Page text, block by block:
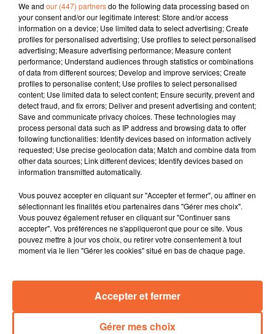
11 janvier 2024 - 13 min 42 sec
JOURNAL DU JEUDI 11 JANVIER (SOIR)
Fabien Gazeau
L'info près de chez vous
Présenté par Fabien Gazeau
- Un terrible incendie a fait une victime cette nuit à
Loretz d'Argenton.
- Le marché du logement est en berne dans la Région.
Le département des Deux-Sèvres fait exception
- Le bulletin hydrologique de décembre publié (photo)
- La flamme olympique va passer par les Deux-Sèvres
le 2 juin, et le passage sur Bressuire sera marquée par
une mise en valeur du taekwondo
- Le marché aux truffes d’Availle-Thouarsais c’est ce
samedi matin...
0:00 13 min 42 sec
We and our (447) partnersdo the following data processing based on
your consent and/or our legitimate interest: Store and/or access
information on a device; Use limited data to select advertising; Create
profiles for personalised advertising; Use profiles to select personalised
advertising; Measure advertising performance; Measure content
performance; Understand audiences through statistics or combinations
of data from different sources; Develop and improve services; Create
profiles to personalise content; Use profiles to select personalised
content; Use limited data to select content; Ensure security, prevent and
detect fraud, and fix errors; Deliver and present advertising and content;
Save and communicate privacy choices. These technologies may
process personal data such as IP address and browsing data to offer
following functionalities: Identify devices based on information actively
requested; Use precise geolocation data; Match and combine data from
other data sources; Link different devices; Identify devices based on
information transmitted automatically.
Vous pouvez accepter en cliquant sur "Accepter et fermer", ou affiner en
sélectionnant les finalités et/ou partenaires dans "Gérer mes choix".
Vous pouvez également refuser en cliquant sur "Continuer sans
accepter". Vos préférences ne s'appliqueront que pour ce site. Vous
pouvez mettre à jour vos choix, ou retirer votre consentement à tout
moment via le lien "Gérer les cookies" situé en bas de chaque page.
Gérer mes choix
Accepter et fermer